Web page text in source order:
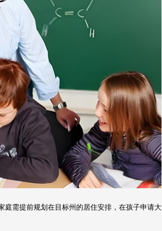
庭需提前规划在目标州的居住安排，在孩子申请大